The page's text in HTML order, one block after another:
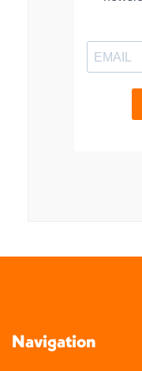
Navigation